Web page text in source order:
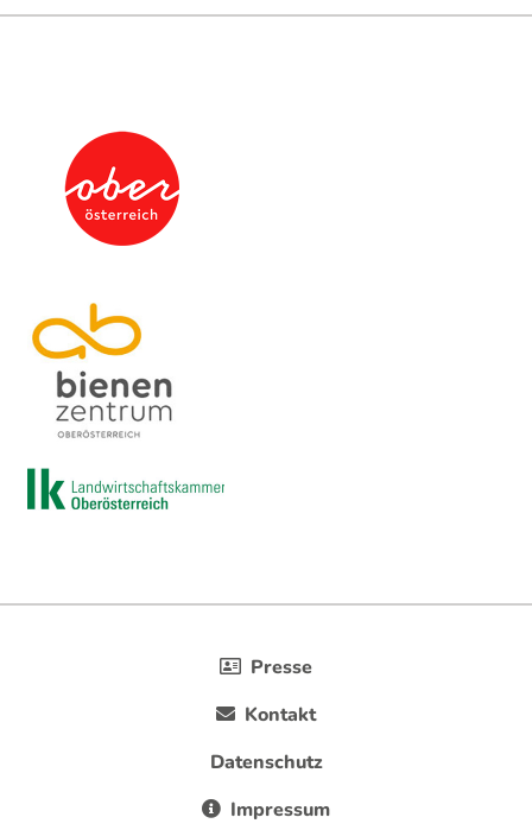
Presse
Kontakt
Datenschutz
Impressum